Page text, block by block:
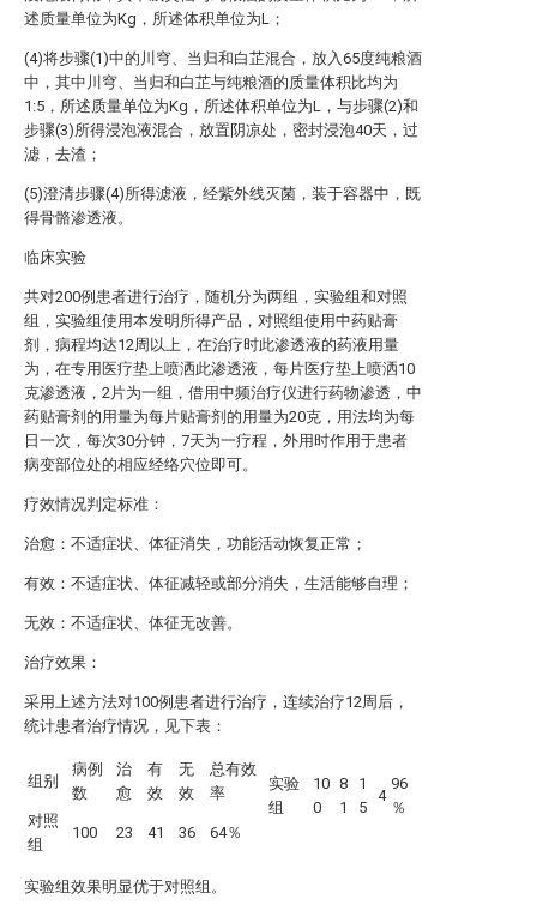
述质量单位为Kg，所述体积单位为L；
(4)将步骤(1)中的川穹、当归和白芷混合，放入65度纯粮酒
中，其中川穹、当归和白芷与纯粮酒的质量体积比均为
1:5，所述质量单位为Kg，所述体积单位为L，与步骤(2)和
步骤(3)所得浸泡液混合，放置阴凉处，密封浸泡40天，过
滤，去渣；
(5)澄清步骤(4)所得滤液，经紫外线灭菌，装于容器中，既
得骨骼渗透液。
临床实验
共对200例患者进行治疗，随机分为两组，实验组和对照
组，实验组使用本发明所得产品，对照组使用中药贴膏
剂，病程均达12周以上，在治疗时此渗透液的药液用量
为，在专用医疗垫上喷洒此渗透液，每片医疗垫上喷洒10
克渗透液，2片为一组，借用中频治疗仪进行药物渗透，中
药贴膏剂的用量为每片贴膏剂的用量为20克，用法均为每
日一次，每次30分钟，7天为一疗程，外用时作用于患者
病变部位处的相应经络穴位即可。
疗效情况判定标准：
治愈：不适症状、体征消失，功能活动恢复正常；
有效：不适症状、体征减轻或部分消失，生活能够自理；
无效：不适症状、体征无改善。
治疗效果：
采用上述方法对100例患者进行治疗，连续治疗12周后，
统计患者治疗情况，见下表：
组别
病例
数
治
愈
有
效
无
效
总有效
率
实验
组
10
0
8
1
1
5
4
96
％
对照
组
100 23 41 36 64％
实验组效果明显优于对照组。